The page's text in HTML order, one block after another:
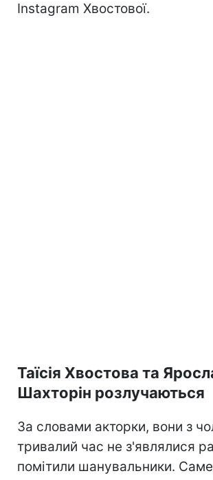
Instagram Хвостової.
Таїсія Хвостова та
Шахторін розлучаються
За словами акторки, вони з
тривалий час не з'являлися
помітили шанувальники.